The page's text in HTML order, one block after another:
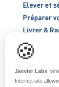
Elever et
Préparer
Livrer &
ÉLEVER ET
Support
🍪
Janvier Labs ,
Internet site